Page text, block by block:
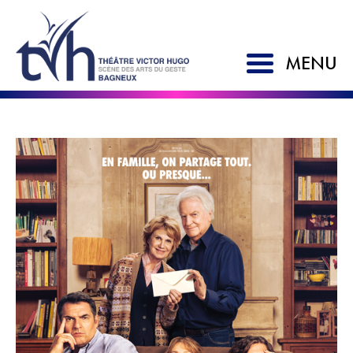
MENU
SAISON 2026-2027
LE TVH
Historique
Soutien à la création
L'équipe
Partenaires
Artistes associés